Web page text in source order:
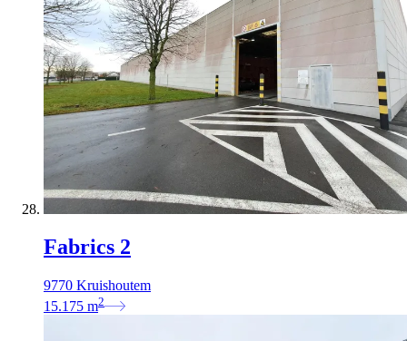
Fabrics 2
9770 Kruishoutem
15.175 m2